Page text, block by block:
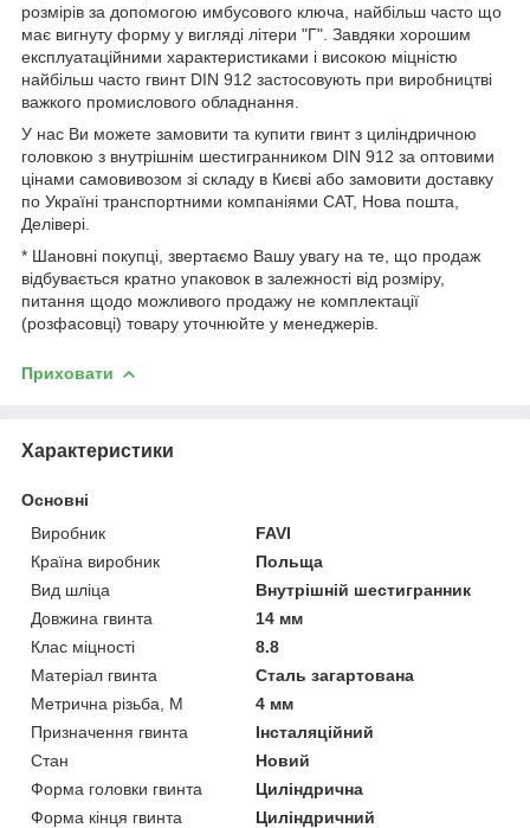
розмірів за допомогою имбусового ключа, найбільш часто що
має вигнуту форму у вигляді літери "Г". Завдяки хорошим
експлуатаційними характеристиками і високою міцністю
найбільш часто гвинт DIN 912 застосовують при виробництві
важкого промислового обладнання.
У нас Ви можете замовити та купити гвинт з циліндричною
головкою з внутрішнім шестигранником DIN 912 за оптовими
цінами самовивозом зі складу в Києві або замовити доставку
по Україні транспортними компаніями САТ, Нова пошта,
Делівері.
* Шановні покупці, звертаємо Вашу увагу на те, що продаж
відбувається кратно упаковок в залежності від розміру,
питання щодо можливого продажу не комплектації
(розфасовці) товару уточнюйте у менеджерів.
Приховати
Характеристики
Основні
Виробник
FAVI
Країна виробник
Польща
Вид шліца
Внутрішній шестигранник
Довжина гвинта
14 мм
Клас міцності
8.8
Матеріал гвинта
Сталь загартована
Метрична різьба, М
4 мм
Призначення гвинта
Інсталяційний
Стан
Новий
Форма головки гвинта
Циліндрична
Форма кінця гвинта
Циліндричний